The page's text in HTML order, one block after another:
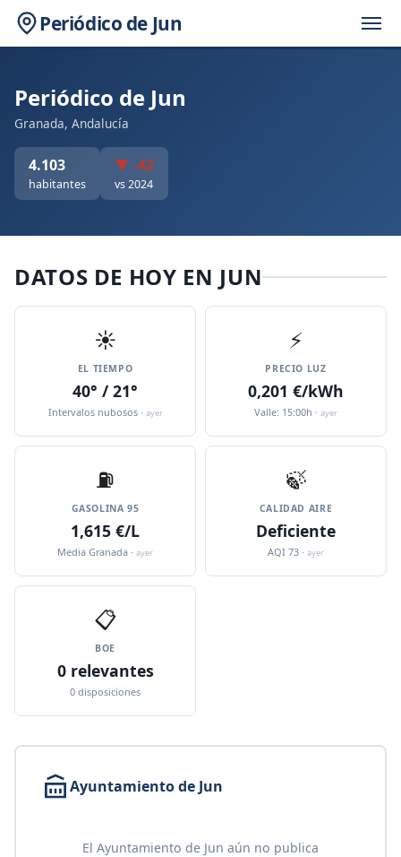
Periódico de Jun
Periódico de Jun
Granada, Andalucía
4.103
habitantes
▼ -42
vs 2024
DATOS DE HOY EN JUN
☀️
EL TIEMPO
40° / 21°
Intervalos nubosos · ayer
⚡
PRECIO LUZ
0,201 €/kWh
Valle: 15:00h · ayer
⛽️
GASOLINA 95
1,615 €/L
Media Granada · ayer
🍃
CALIDAD AIRE
Deficiente
AQI 73 · ayer
📋
BOE
0 relevantes
0 disposiciones
Ayuntamiento de Jun
El Ayuntamiento de Jun aún no publica